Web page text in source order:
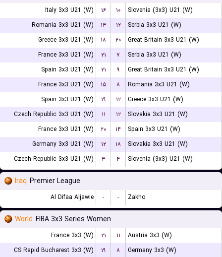
Italy 3x3 U21 (W) ۱۶ ۱۰
Slovenia (3x3) U21 (W)
Romania 3x3 U21 (W)
۱۳ ۱۲
Serbia 3x3 U21 (W)
Greece 3x3 U21 (W)
۱۸ ۲۰
Great Britain 3x3 U21 (W)
France 3x3 U21 (W)
۲۱ ۷
Serbia 3x3 U21 (W)
Spain 3x3 U21 (W)
۲۱ ۹
Great Britain 3x3 U21 (W)
France 3x3 U21 (W)
۱۵ ۸
Romania 3x3 U21 (W)
Spain 3x3 U21 (W)
۱۹ ۱۲
Greece 3x3 U21 (W)
Czech Republic 3x3 U21 (W)
۱۱ ۱۲
Slovakia 3x3 U21 (W)
France 3x3 U21 (W)
۲۰ ۱۴
Spain 3x3 U21 (W)
Germany 3x3 U21 (W)
۱۲ ۱۸
Slovakia 3x3 U21 (W)
Czech Republic 3x3 U21 (W)
۳ ۴ Slovenia (3x3) U21 (W)
Iraq Premier League
Al Difaa Aljawie - - Zakho
World FIBA 3x3 Series Women
France 3x3 (W) ۲۱ ۱۱
Austria 3x3 (W)
CS Rapid Bucharest 3x3 (W)
۱۹ ۸
Germany 3x3 (W)